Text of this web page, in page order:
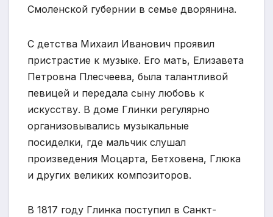
Смоленской губернии в семье дворянина.
C детства Михаил Иванович проявил
пристрастие к музыке. Его мать, Елизавета
Петровна Плесчеева, была талантливой
певицей и передала сыну любовь к
искусству. В доме Глинки регулярно
организовывались музыкальные
посиделки, где мальчик слушал
произведения Моцарта, Бетховена, Глюка
и других великих композиторов.
В 1817 году Глинка поступил в Санкт-